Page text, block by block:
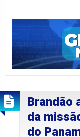
Brandão
da
do